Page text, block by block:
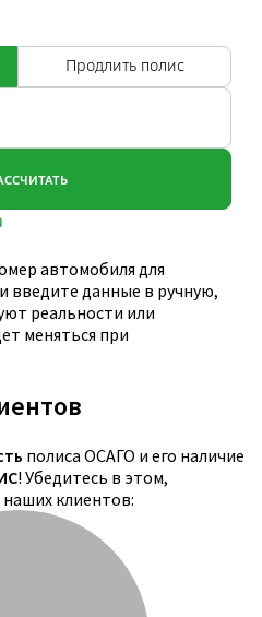
автомобиля для
введите данные в ручную,
реальности или
меняться при
полиса ОСАГО и его наличие
! Убедитесь в этом,
клиентов: